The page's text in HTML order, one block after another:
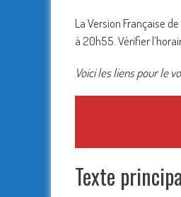
La Version Française
à 20h55. Vérifier
Voici les liens pour le
Texte